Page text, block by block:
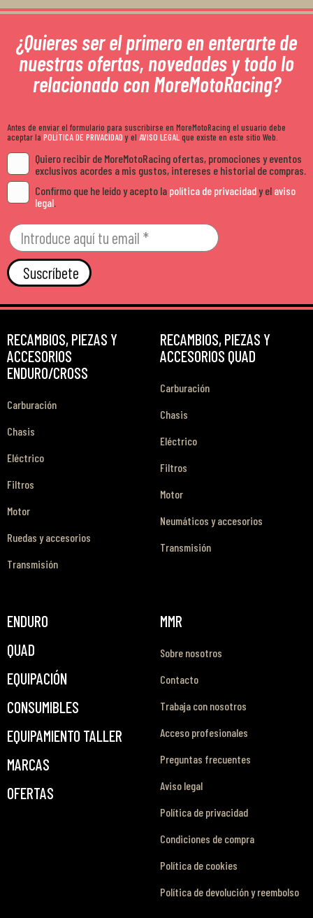
¿Quieres ser el primero en enterarte de
nuestras ofertas, novedades y todo lo
relacionado con MoreMotoRacing?
Antes de enviar el formulario para suscribirse en MoreMotoRacing el usuario debe
aceptar la POLÍTICA DE PRIVACIDADy el AVISO LEGALque existe en este sitio Web.
Quiero recibir de MoreMotoRacing ofertas, promociones y eventos
exclusivos acordes a mis gustos, intereses e historial de compras.
Confirmo que he leído y acepto la política de privacidady el aviso
legal
Suscríbete
RECAMBIOS, PIEZAS Y
ACCESORIOS
ENDURO/CROSS
Carburación
Chasis
Eléctrico
Filtros
Motor
Ruedas y accesorios
Transmisión
RECAMBIOS, PIEZAS Y
ACCESORIOS QUAD
Carburación
Chasis
Eléctrico
Filtros
Motor
Neumáticos y accesorios
Transmisión
ENDURO
QUAD
EQUIPACIÓN
CONSUMIBLES
EQUIPAMIENTO TALLER
MARCAS
OFERTAS
MMR
Sobre nosotros
Contacto
Trabaja con nosotros
Acceso profesionales
Preguntas frecuentes
Aviso legal
Política de privacidad
Condiciones de compra
Política de cookies
Política de devolución y reembolso